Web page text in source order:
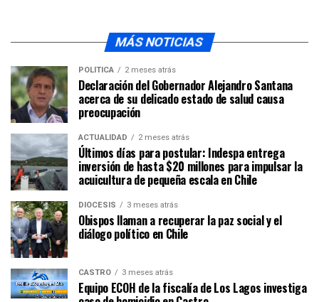
MÁS NOTICIAS
POLÍTICA 2 meses atrás
Declaración del Gobernador Alejandro Santana
acerca de su delicado estado de salud causa
preocupación
ACTUALIDAD 2 meses atrás
Últimos días para postular: Indespa entrega
inversión de hasta $20 millones para impulsar la
acuicultura de pequeña escala en Chile
DIÓCESIS 3 meses atrás
Obispos llaman a recuperar la paz social y el
diálogo político en Chile
CASTRO 3 meses atrás
Equipo ECOH de la fiscalía de Los Lagos investiga